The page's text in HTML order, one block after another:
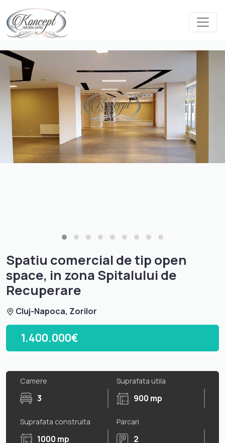
Spatiu comercial de tip open
space, in zona Spitalului de
Recuperare
Cluj-Napoca, Zorilor
1.400.000€
Camere
3
Suprafata utila
900 mp
Suprafata construita
1000 mp
Parcari
2